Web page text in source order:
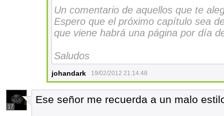
Un comentario de aquellos que te
Espero que el próximo capítulo sea
que viene habrá una página por día
Saludos
johandark 19/02/2012 21:14:48
17
Ese señor me recuerda a un malo